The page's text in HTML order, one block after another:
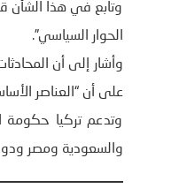
وتابع في هذا الشأن
الحوار السياسي”.
وأشار إلى أن
على أن “العناصر
وتدعم تركيا
والسعودية ومصر